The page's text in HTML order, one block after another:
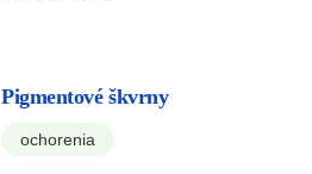
Pigmentové škvrny
ochorenia